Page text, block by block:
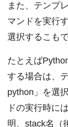
また、テンプ
マンドを実行
選択するこもで
たとえば
する場合は、
python」を選
ドの実行時に
明、stack名（